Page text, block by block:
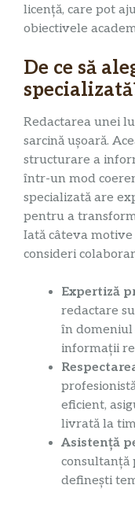
licență, care pot
obiectivele
De ce să
Redactarea unei
sarcină ușoară.
structurare a
într-un mod
specializată are
pentru a
Iată câteva
consideri
Expertiză
redactare
în domeniul
informații
eficient,
livrată la
Asistență
consultanță
definești